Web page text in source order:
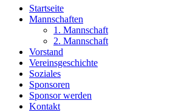
Startseite
Mannschaften
1. Mannschaft
2. Mannschaft
Vorstand
Vereinsgeschichte
Soziales
Sponsoren
Sponsor werden
Kontakt